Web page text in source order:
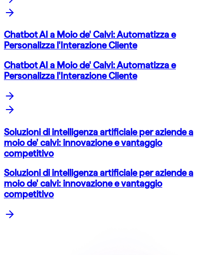
Chatbot AI a Moio de' Calvi: Automatizza e
Personalizza l'Interazione Cliente
Chatbot AI a Moio de' Calvi: Automatizza e
Personalizza l'Interazione Cliente
Soluzioni di intelligenza artificiale per aziende a
moio de' calvi: innovazione e vantaggio
competitivo
Soluzioni di intelligenza artificiale per aziende a
moio de' calvi: innovazione e vantaggio
competitivo